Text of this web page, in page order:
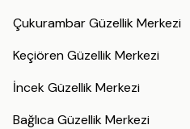
Çukurambar Güzellik Merkezi
Keçiören Güzellik Merkezi
İncek Güzellik Merkezi
Bağlıca Güzellik Merkezi